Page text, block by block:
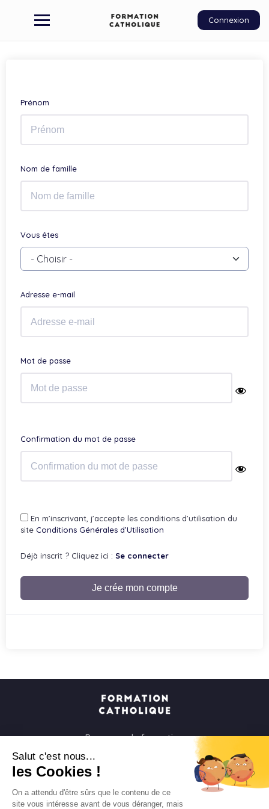
Salut c'est nous...
les Cookies !
On a attendu d'être sûrs que le contenu de ce
site vous intéresse avant de vous déranger, mais
Connexion
Prénom
Nom de famille
Vous êtes
- Choisir -
Adresse e-mail
Mot de passe
Confirmation du mot de passe
En m’inscrivant, j’accepte les conditions d’utilisation du
site Conditions Générales d’Utilisation
Déjà inscrit ? Cliquez ici : Se connecter
Je crée mon compte
Parcours de formation
Parcours spirituels